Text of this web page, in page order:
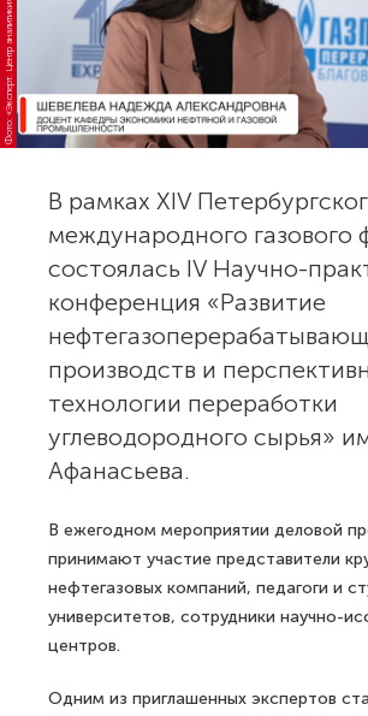
Фото: «Эксперт. Центр аналитики»
В рамках XIV
международного газового
состоялась IV Научно-
конференция «Развитие
производств и
технологии переработки
углеводородного сырья»
Афанасьева.
В ежегодном мероприятии деловой
принимают участие представители
нефтегазовых компаний, педагоги и
университетов, сотрудники научно-
центров.
Одним из приглашенных экспертов